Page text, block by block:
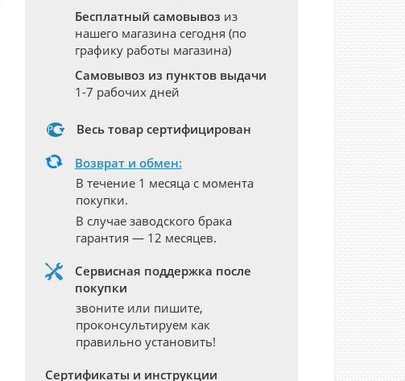
Бесплатный самовывоз из
нашего магазина сегодня (по
графику работы магазина)
Самовывоз из пунктов выдачи
1-7 рабочих дней
Весь товар сертифицирован
Возврат и обмен:
В течение 1 месяца с момента
покупки.
В случае заводского брака
гарантия — 12 месяцев.
Сервисная поддержка после
покупки
звоните или пишите,
проконсультируем как
правильно установить!
Сертификаты и инструкции